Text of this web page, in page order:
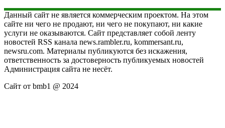
Данный сайт не является коммерческим проектом. На этом
сайте ни чего не продают, ни чего не покупают, ни какие
услуги не оказываются. Сайт представляет собой ленту
новостей RSS канала news.rambler.ru, kommersant.ru,
newsru.com. Материалы публикуются без искажения,
ответственность за достоверность публикуемых новостей
Администрация сайта не несёт.
Сайт от bmb1 @ 2024